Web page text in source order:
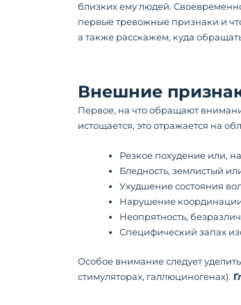
близких ему людей.
первые тревожные признаки и
а также расскажем, куда
Внешние
Первое, на что обращают
истощается, это отражается на
Резкое похудение или,
Бледность, землистый
Ухудшение состояния
Нарушение координации
Неопрятность,
Специфический запах
Особое внимание следует
стимуляторах, галлюциногенах).